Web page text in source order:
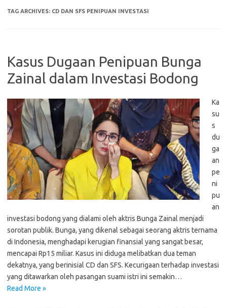
TAG ARCHIVES: CD DAN SFS PENIPUAN INVESTASI
Kasus Dugaan Penipuan Bunga
Zainal dalam Investasi Bodong
Ka
su
s
du
ga
an
pe
ni
pu
an
investasi bodong yang dialami oleh aktris Bunga Zainal menjadi
sorotan publik. Bunga, yang dikenal sebagai seorang aktris ternama
di Indonesia, menghadapi kerugian finansial yang sangat besar,
mencapai Rp15 miliar. Kasus ini diduga melibatkan dua teman
dekatnya, yang berinisial CD dan SFS. Kecurigaan terhadap investasi
yang ditawarkan oleh pasangan suami istri ini semakin…
Read More »